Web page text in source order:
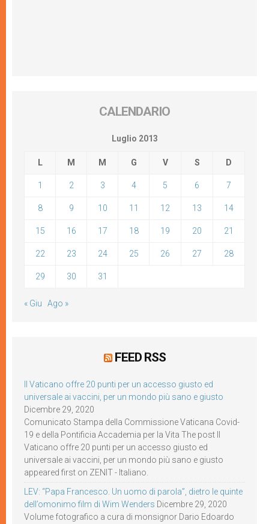
CALENDARIO
Luglio 2013
L M M G V S D
1 2 3 4 5 6 7
8 9 10 11 12 13 14
15 16 17 18 19 20 21
22 23 24 25 26 27 28
29 30 31
« Giu Ago »
FEED RSS
Il Vaticano offre 20 punti per un accesso giusto ed
universale ai vaccini, per un mondo più sano e giusto
Dicembre 29, 2020
Comunicato Stampa della Commissione Vaticana Covid-
19 e della Pontificia Accademia per la Vita The post Il
Vaticano offre 20 punti per un accesso giusto ed
universale ai vaccini, per un mondo più sano e giusto
appeared first on ZENIT - Italiano.
LEV: “Papa Francesco. Un uomo di parola”, dietro le quinte
dell’omonimo film di Wim Wenders Dicembre 29, 2020
Volume fotografico a cura di monsignor Dario Edoardo